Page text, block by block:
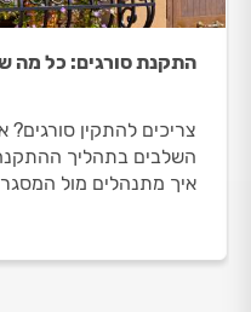
התקנת סורגים: כל מה
צריכים להתקין סורגים?
השלבים בתהליך
איך מתנהלים מול